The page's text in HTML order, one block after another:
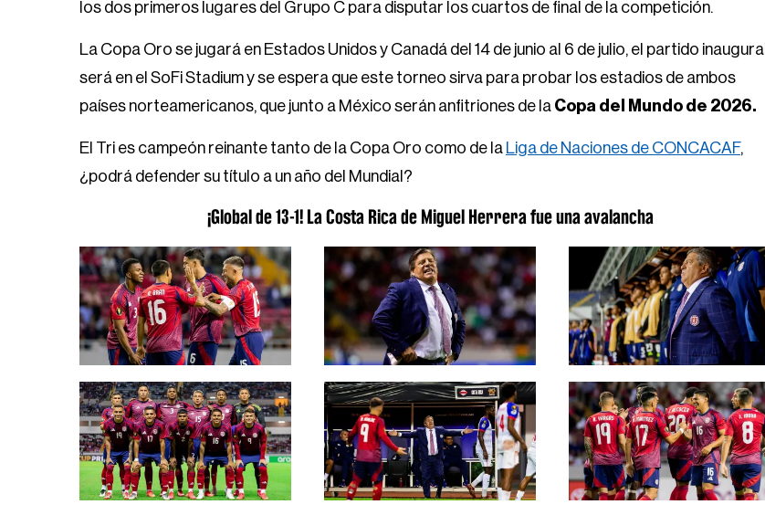
los dos primeros lugares del Grupo C para disputar los cuartos de final de la competición.
La Copa Oro se jugará en Estados Unidos y Canadá del 14 de junio al 6 de julio, el partido inaugural
será en el SoFi Stadium y se espera que este torneo sirva para probar los estadios de ambos
países norteamericanos, que junto a México serán anfitriones de la Copa del Mundo de 2026.
El Tri es campeón reinante tanto de la Copa Oro como de la Liga de Naciones de CONCACAF,
¿podrá defender su título a un año del Mundial?
¡Global de 13-1! La Costa Rica de Miguel Herrera fue una avalancha